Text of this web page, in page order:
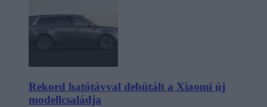
Rekord hatótávval debütált a Xiaomi új
modellcsaládja